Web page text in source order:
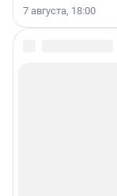
7 августа, 18:00